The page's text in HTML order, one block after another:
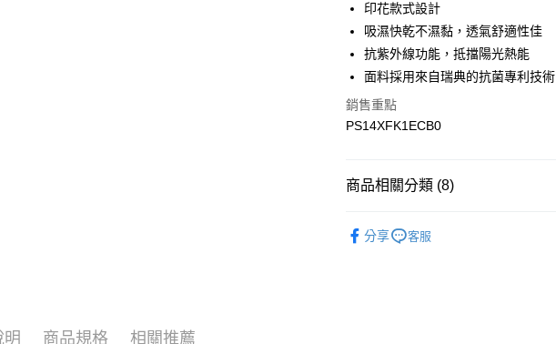
悠遊付
Google Pay
運送方式
印花款式設計
吸濕快乾不濕黏，透氣舒適性佳
抗紫外線功能，抵擋陽光熱能
面料採用來自瑞典的抗菌專利技術
銷售重點
PS14XFK1ECB0
商品相關分類 (8)
分享 客服
明 商品規格 相關推薦